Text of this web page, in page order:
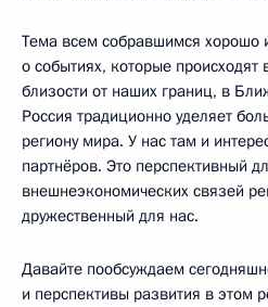
Тема всем собравшимся хорошо
о событиях, которые происходят
близости от наших границ, в
Россия традиционно уделяет
региону мира. У нас там и
партнёров. Это перспективный
внешнеэкономических связей
дружественный для нас.
Давайте пообсуждаем
и перспективы развития в этом